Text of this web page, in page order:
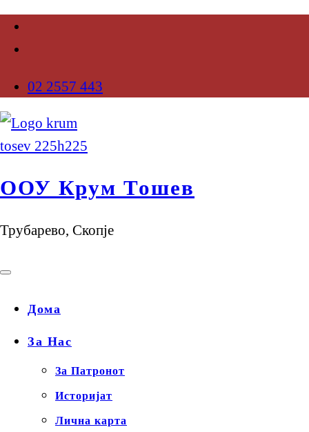
02 2557 443
ООУ Крум Тошев
Трубарево, Скопје
Дома
За Нас
За Патронот
Историјат
Лична карта